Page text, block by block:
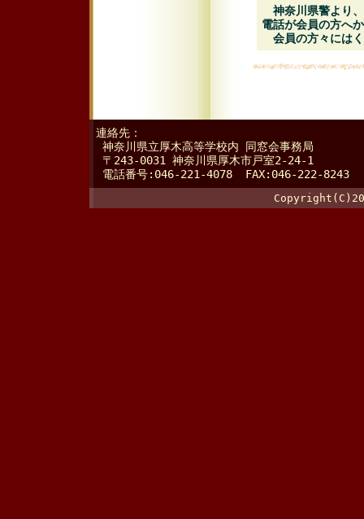
神奈川県警より
電話が会員の方へ
会員の方々には
連絡先：
神奈川県立厚木高等学校内 同窓会事務局
〒243-0031 神奈川県厚木市戸室2-24-1
電話番号:046-221-4078 FAX:046-222-8243